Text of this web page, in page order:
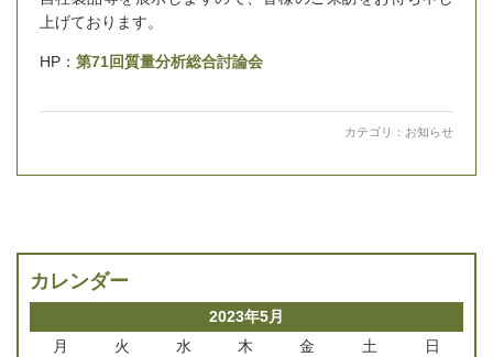
上げております。
HP： 第71回質量分析総合討論会
カテゴリ： お知らせ
カレンダー
2023年5月
月
火 水 木 金 土 日